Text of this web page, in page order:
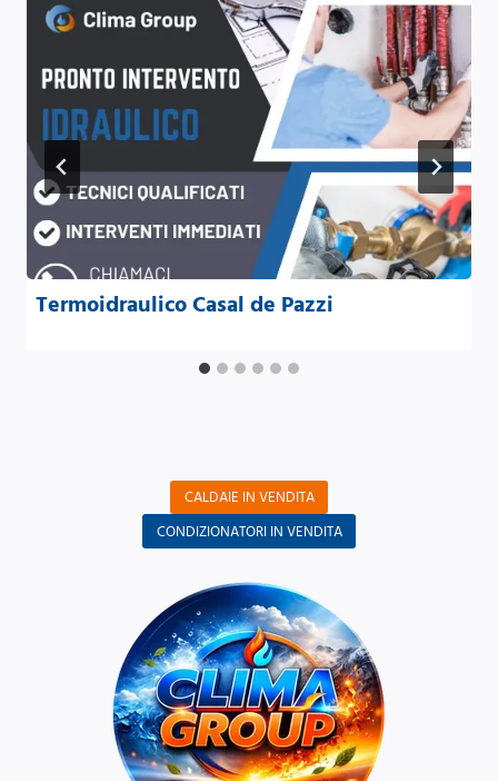
Termoidraulico Casal de Pazzi
CALDAIE IN VENDITA
CONDIZIONATORI IN VENDITA